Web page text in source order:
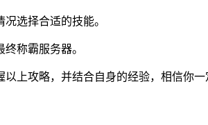
选择合适的技能。
称霸服务器。
上攻略，并结合自身的经验，相信你